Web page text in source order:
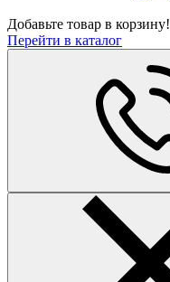
Добавьте товар в корзину!
Перейти в каталог